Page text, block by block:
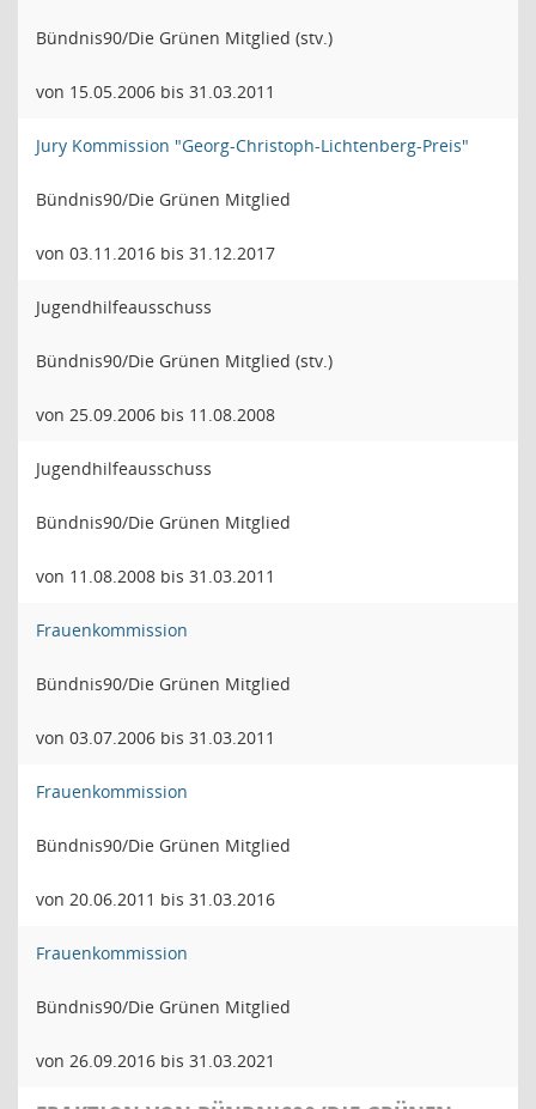
Bündnis90/Die Grünen Mitglied (stv.)
von 15.05.2006 bis 31.03.2011
Jury Kommission "Georg-Christoph-Lichtenberg-Preis"
Bündnis90/Die Grünen Mitglied
von 03.11.2016 bis 31.12.2017
Jugendhilfeausschuss
Bündnis90/Die Grünen Mitglied (stv.)
von 25.09.2006 bis 11.08.2008
Jugendhilfeausschuss
Bündnis90/Die Grünen Mitglied
von 11.08.2008 bis 31.03.2011
Frauenkommission
Bündnis90/Die Grünen Mitglied
von 03.07.2006 bis 31.03.2011
Frauenkommission
Bündnis90/Die Grünen Mitglied
von 20.06.2011 bis 31.03.2016
Frauenkommission
Bündnis90/Die Grünen Mitglied
von 26.09.2016 bis 31.03.2021